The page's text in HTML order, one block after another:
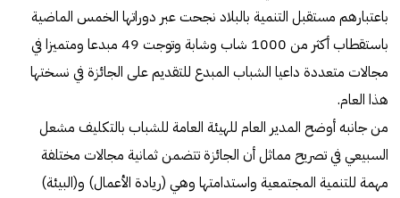
باعتبارهم مستقبل التنمية بالبلاد نجحت عبر دوراتها الخمس الماضية
باستقطاب أكثر من 1000 شاب وشابة وتوجت 49 مبدعا ومتميزا في
مجالات متعددة داعيا الشباب المبدع للتقديم على الجائزة في نسختها
هذا العام.
من جانبه أوضح المدير العام للهيئة العامة للشباب بالتكليف مشعل
السبيعي في تصريح مماثل أن الجائزة تتضمن ثمانية مجالات مختلفة
مهمة للتنمية المجتمعية واستدامتها وهي (ريادة الأعمال) و(البيئة)